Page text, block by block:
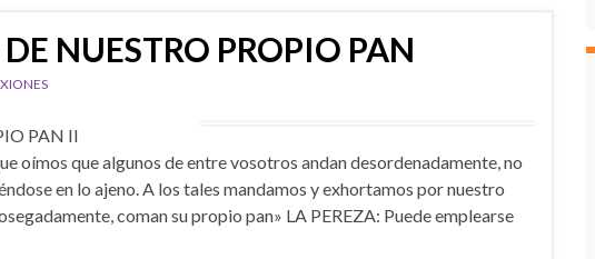
NUESTRO PROPIO PAN
PAN II
oímos que algunos de entre vosotros andan desordenadamente, no
en lo ajeno. A los tales mandamos y exhortamos por nuestro
coman su propio pan» LA PEREZA: Puede emplearse